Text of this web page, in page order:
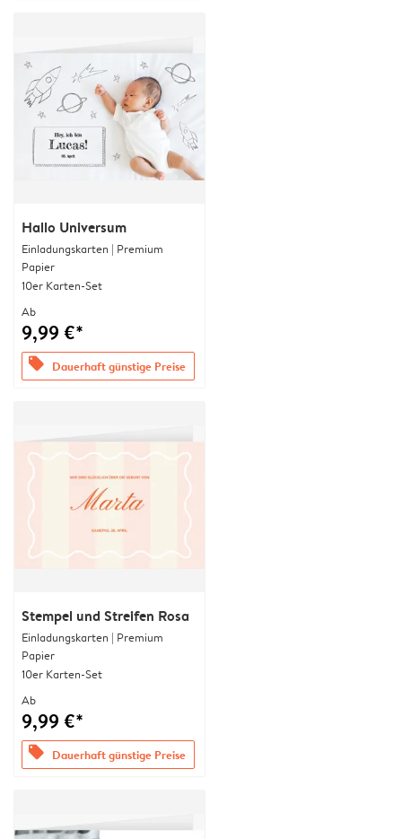
Hallo Universum
Einladungskarten | Premium
Papier
10er Karten-Set
Ab
9,99 €*
offers Dauerhaft günstige Preise
Stempel und Streifen Rosa
Einladungskarten | Premium
Papier
10er Karten-Set
Ab
9,99 €*
offers Dauerhaft günstige Preise